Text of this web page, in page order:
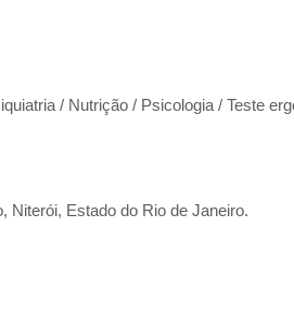
/ Nutrição / Psicologia / Teste
Niterói, Estado do Rio de Janeiro.